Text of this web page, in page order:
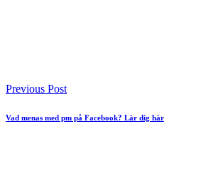
Previous Post
Vad menas med pm på Facebook? Lär dig här